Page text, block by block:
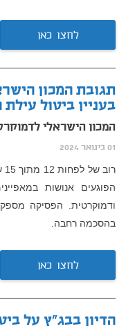
לחצו כאן
תגובת המכון
בעניין ביטול
המכון הישראלי
01 בינואר 2024
הפוגעים אנושות
ודמוקרטית. הפסיקה
בהסכמה רחבה.
לחצו כאן
הדיון בבג"ץ על